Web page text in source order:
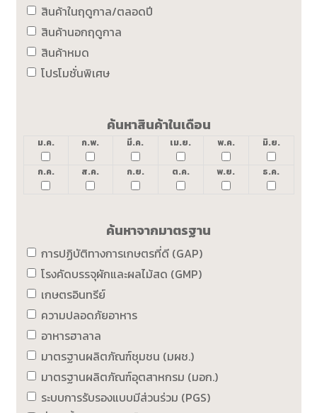
สินค้าในฤดูกาล/ตลอดปี
สินค้านอกฤดูกาล
สินค้าหมด
โปรโมชั่นพิเศษ
ค้นหาสินค้าในเดือน
ม.ค. ก.พ. มี.ค. เม.ย. พ.ค. มิ.ย.
ก.ค. ส.ค. ก.ย. ต.ค. พ.ย. ธ.ค.
ค้นหาจากมาตรฐาน
การปฏิบัติทางการเกษตรที่ดี (GAP)
โรงคัดบรรจุผักและผลไม้สด (GMP)
เกษตรอินทรีย์
ความปลอดภัยอาหาร
อาหารฮาลาล
มาตรฐานผลิตภัณฑ์ชุมชน (มผช.)
มาตรฐานผลิตภัณฑ์อุตสาหกรม (มอก.)
ระบบการรับรองแบบมีส่วนร่วม (PGS)